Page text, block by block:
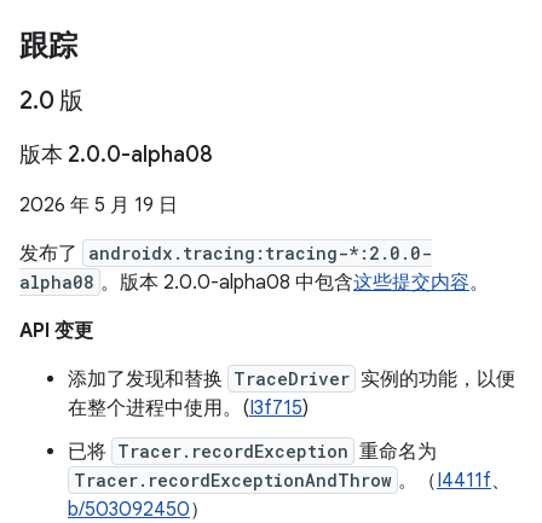
跟踪
2.0 版
版本 2.0.0-alpha08
2026 年 5 月 19 日
发布了
androidx.tracing:tracing-*:2.0.0-
alpha08 。版本 2.0.0-alpha08 中包含这些提交内容。
API 变更
添加了发现和替换 TraceDriver 实例的功能，以便
在整个进程中使用。(I3f715)
已将 Tracer.recordException 重命名为
Tracer.recordExceptionAndThrow 。（I4411f、
b/503092450）